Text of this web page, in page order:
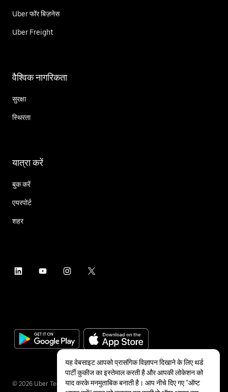
Uber फॉर बिज़नेस
Uber Freight
वैश्विक नागरिकता
सुरक्षा
स्थिरता
यात्रा करें
बुक करें
एयरपोर्ट
शहर
© 2026 Uber Technologies Inc.
यह वेबसाइट आपको प्रासंगिक विज्ञापन दिखाने के लिए थर्ड
पार्टी कुकीज का इस्तेमाल करती है और आपकी लोकेशन को
याद करके मनमुताबिक बनाती है। आप नीचे दिए गए “ऑप्ट